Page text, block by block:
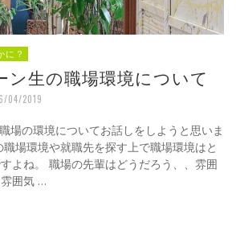
に？
生の職場環境について
04/2019
場の環境についてお話しをしようと思いま
場環境や就職先を探す上で職場環境はと
よね。 職場の先輩はどうだろう、、雰囲
囲気 …